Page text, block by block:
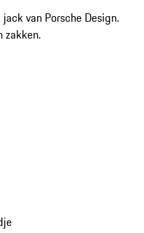
van Porsche Design.
zakken.